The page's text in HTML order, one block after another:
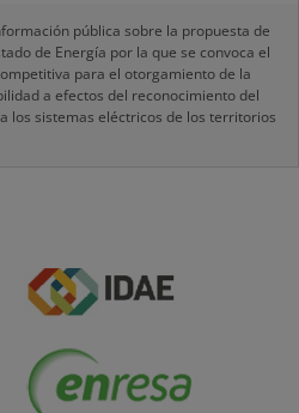
pública sobre la propuesta de
de Energía por la que se convoca el
para el otorgamiento de la
a efectos del reconocimiento del
los sistemas eléctricos de los territorios